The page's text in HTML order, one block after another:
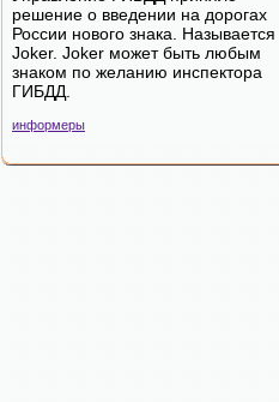
решение о введении на дорогах
России нового знака. Называется
Joker. Joker может быть любым
знаком по желанию инспектора
ГИБДД.
информеры